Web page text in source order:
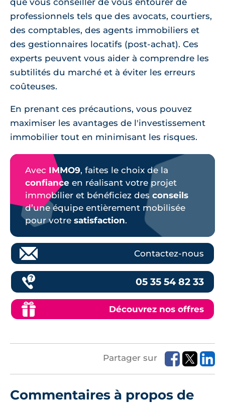
professionnels tels que des avocats, courtiers,
des comptables, des agents immobiliers et
des gestionnaires locatifs (post-achat). Ces
experts peuvent vous aider à comprendre les
subtilités du marché et à éviter les erreurs
coûteuses.
En prenant ces précautions, vous pouvez
maximiser les avantages de l'investissement
immobilier tout en minimisant les risques.
Avec IMMO9, faites le choix de la
confiance en réalisant votre projet
immobilier et bénéficiez des conseils
d’une équipe entièrement mobilisée
pour votre satisfaction.
Contactez-nous
05 35 54 82 33
Découvrez nos offres
Partager sur
Commentaires à propos de